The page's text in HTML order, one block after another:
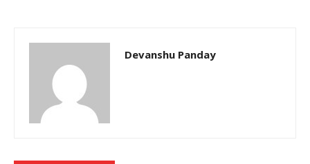
Devanshu Panday